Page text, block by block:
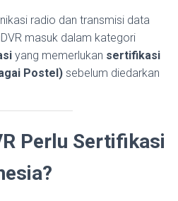
radio dan transmisi data
masuk dalam kategori
yang memerlukan sertifikasi
Postel) sebelum diedarkan
Perlu Sertifikasi